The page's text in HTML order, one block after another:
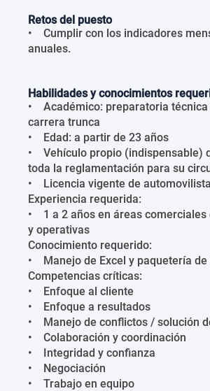
Retos del puesto
• Cumplir con los indicadores
anuales.
Habilidades y conocimientos
• Académico: preparatoria
carrera trunca
• Edad: a partir de 23 años
• Vehículo propio (indispensable)
toda la reglamentación para su
• Licencia vigente de automovilista
Experiencia requerida:
• 1 a 2 años en áreas comerciales
y operativas
Conocimiento requerido:
• Manejo de Excel y paquetería de
Competencias críticas:
• Enfoque al cliente
• Enfoque a resultados
• Manejo de conflictos / solución
• Colaboración y coordinación
• Integridad y confianza
• Negociación
• Trabajo en equipo